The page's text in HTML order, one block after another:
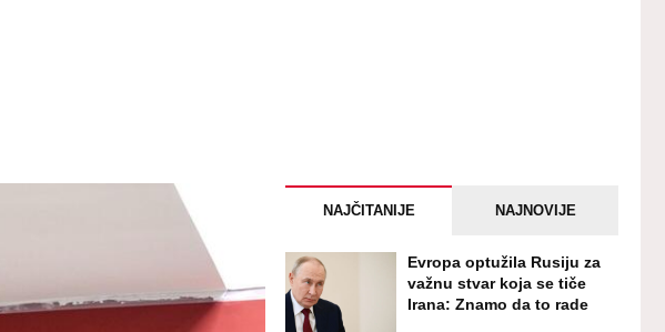
NAJČITANIJE NAJNOVIJE
Evropa optužila Rusiju za
važnu stvar koja se tiče
Irana: Znamo da to rade